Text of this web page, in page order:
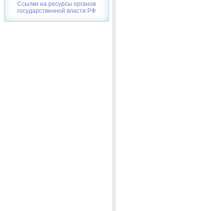
Ссылки на ресурсы органов
государственной власти РФ